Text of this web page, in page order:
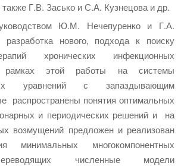
также Г.В. Засько и С.А. Кузнецова и др.
Ю.М. Нечепуренко и Г.А.
разработка нового, подхода к поиску
хронических инфекционных
рамках этой работы на системы
уравнений с запаздывающим
распространены понятия оптимальных
и периодических решений и на
возмущений предложен и реализован
минимальных многокомпонентных
численные модели